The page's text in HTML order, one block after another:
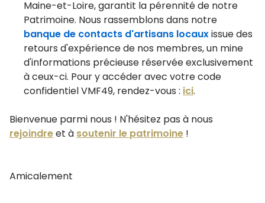
Maine-et-Loire, garantit la pérennité de notre
Patrimoine. Nous rassemblons dans notre
banque de contacts d'artisans locauxissue des
retours d'expérience de nos membres, un mine
d'informations précieuse réservée exclusivement
à ceux-ci. Pour y accéder avec votre code
confidentiel VMF49, rendez-vous : ici.
Bienvenue parmi nous ! N'hésitez pas à nous
rejoindreet à soutenir le patrimoine !
Amicalement